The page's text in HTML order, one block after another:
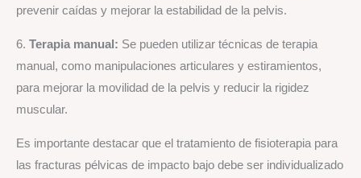
prevenir caídas y mejorar la estabilidad de la pelvis.
6. Terapia manual: Se pueden utilizar técnicas de terapia
manual, como manipulaciones articulares y estiramientos,
para mejorar la movilidad de la pelvis y reducir la rigidez
muscular.
Es importante destacar que el tratamiento de fisioterapia para
las fracturas pélvicas de impacto bajo debe ser individualizado